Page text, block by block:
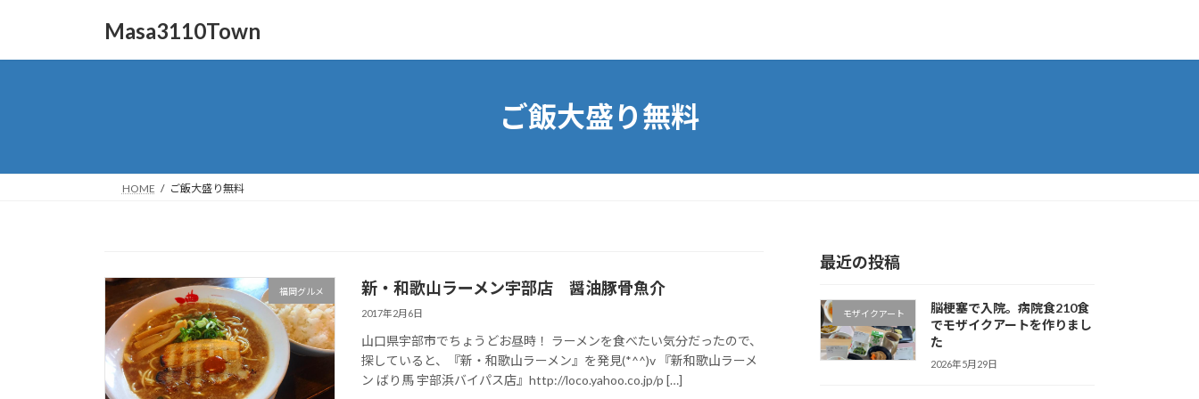
Masa3110Town
ご飯大盛り無料
HOME ご飯大盛り無料
福岡グルメ 新・和歌山ラーメン宇部店 醤油豚骨魚介
2017年2月6日
山口県宇部市でちょうどお昼時！ ラーメンを食べたい気分だったので、
探していると、『新・和歌山ラーメン』を発見(*^^)v 『新和歌山ラーメ
ン ばり馬 宇部浜バイパス店』http://loco.yahoo.co.jp/p […]
最近の投稿
モザイクアート
脳梗塞で入院。病院食210食
でモザイクアートを作りまし
た
2026年5月29日